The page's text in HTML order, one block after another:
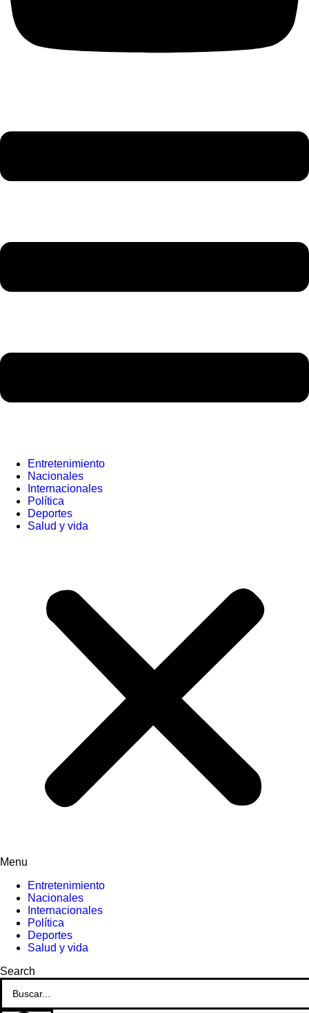
Entretenimiento
Nacionales
Internacionales
Política
Deportes
Salud y vida
Menu
Entretenimiento
Nacionales
Internacionales
Política
Deportes
Salud y vida
Search